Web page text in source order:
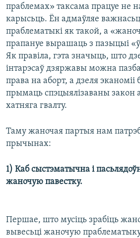
праблемах» таксама працуе не
карысьць. Ён адмаўляе
праблематыкі як такой, а
прапануе вырашаць з пазыцыі
Як правіла, гэта значыць, што
інтарэсаў дзяржавы можна
права на аборт, а дзеля
прымаць спэцыялізаваны закон
хатняга гвалту.
Таму жаночая партыя нам
прычынах:
1) Каб сыстэматычна і
жаночую павестку.
Першае, што мусіць зрабіць
вывесьці жаночую праблематыку